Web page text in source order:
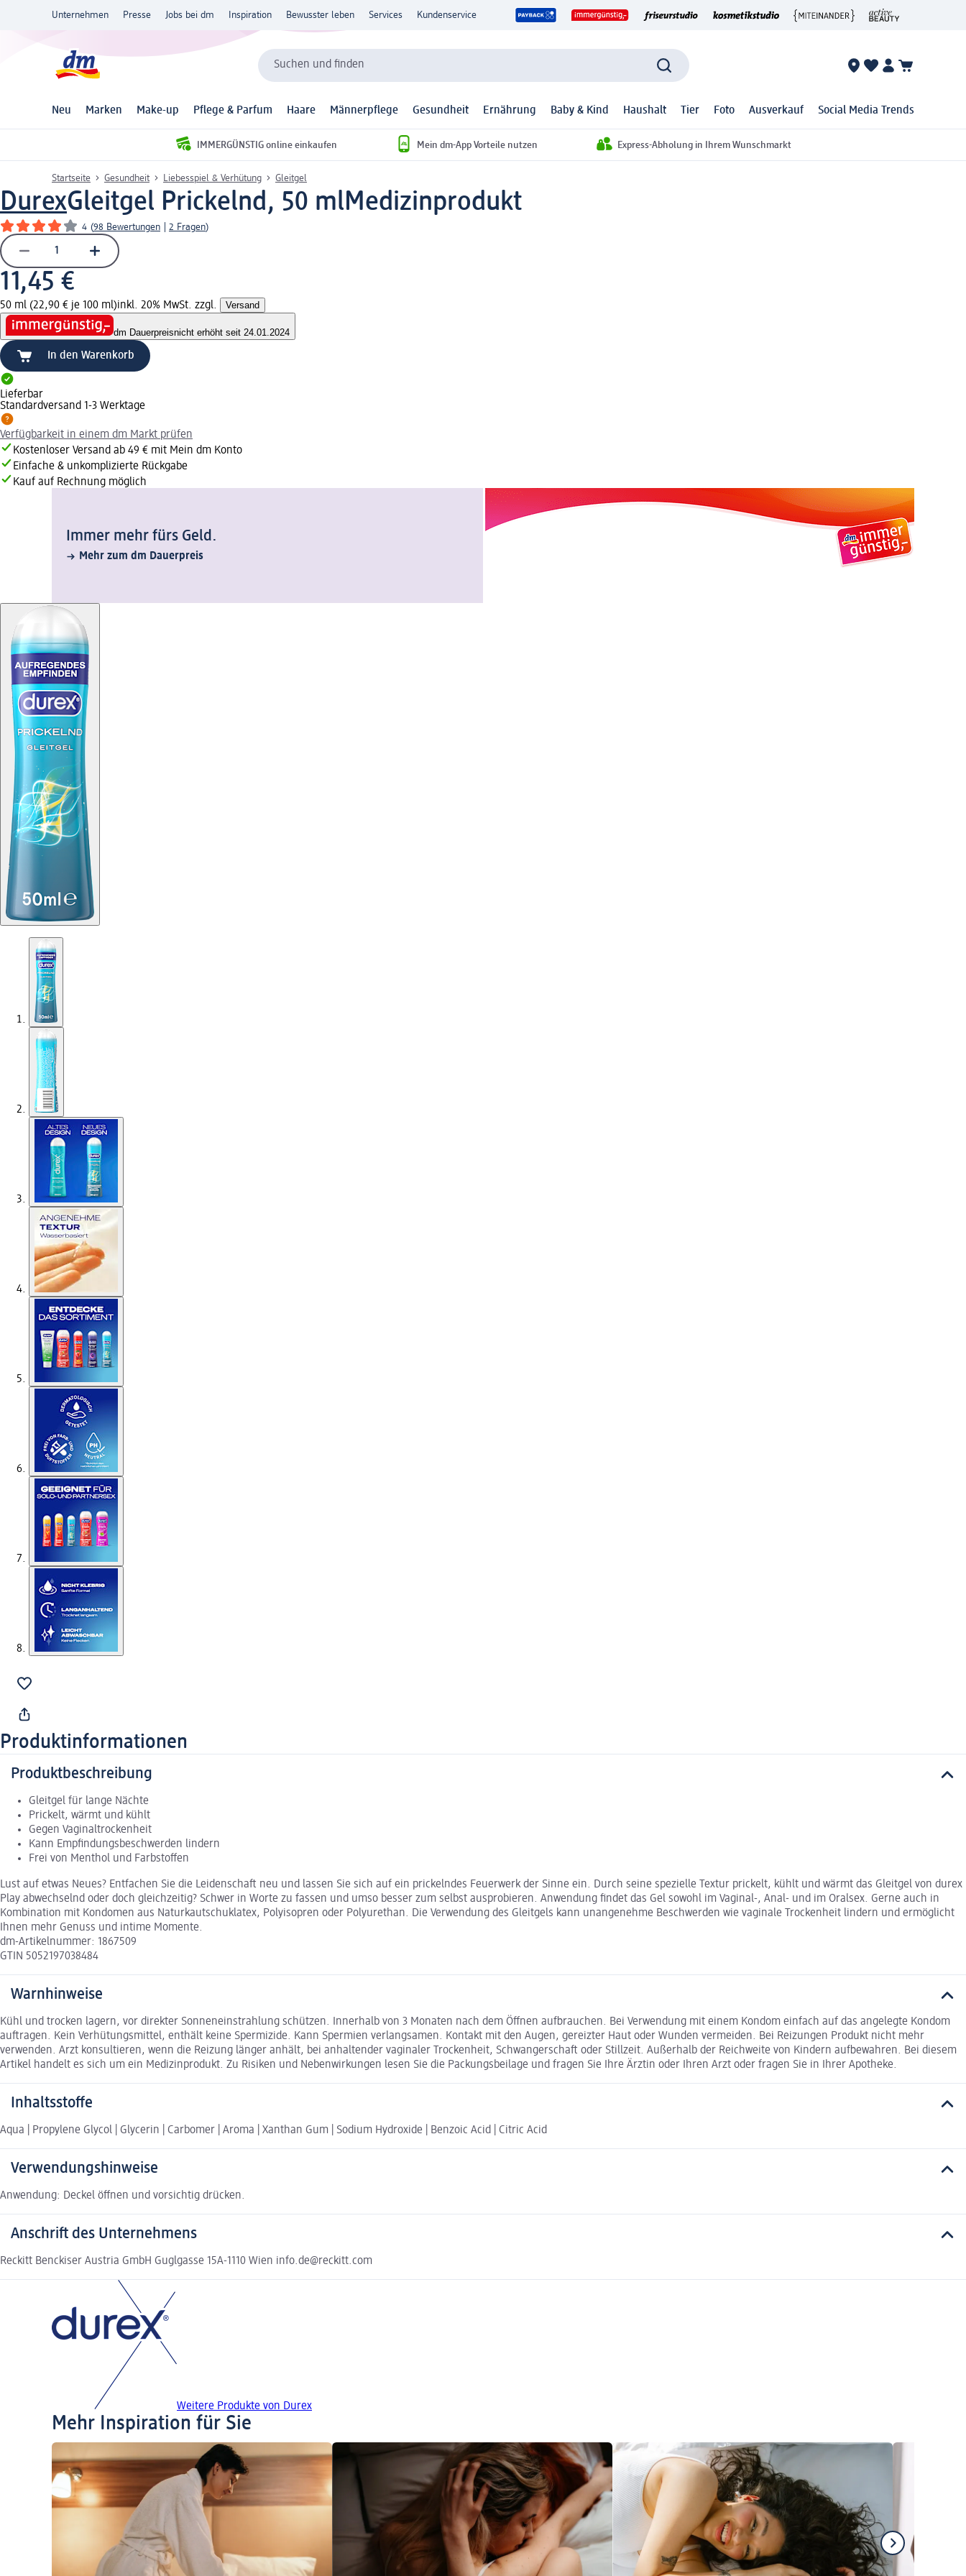
Unternehmen Presse Jobs bei dm Inspiration Bewusster leben Services Kundenservice
Suchen und finden
Neu Marken Make-up Pflege & Parfum Haare Männerpflege Gesundheit Ernährung Baby & Kind Haushalt Tier Foto Ausverkauf Social Media Trends
IMMERGÜNSTIG online einkaufen Mein dm-App Vorteile nutzen Express-Abholung in Ihrem Wunschmarkt
Startseite Gesundheit Liebesspiel & Verhütung Gleitgel
DurexGleitgel Prickelnd, 50 mlMedizinprodukt
4 (98 Bewertungen 2 Fragen)
11,45 €
50 ml (22,90 € je 100 ml)inkl. 20% MwSt. zzgl. Versand
dm Dauerpreisnicht erhöht seit 24.01.2024
In den Warenkorb
Lieferbar
Standardversand 1-3 Werktage
Verfügbarkeit in einem dm Markt prüfen
Kostenloser Versand ab 49 € mit Mein dm Konto
Einfache & unkomplizierte Rückgabe
Kauf auf Rechnung möglich
Immer mehr fürs Geld.
Mehr zum dm Dauerpreis
Produktinformationen
Produktbeschreibung
Gleitgel für lange Nächte
Prickelt, wärmt und kühlt
Gegen Vaginaltrockenheit
Kann Empfindungsbeschwerden lindern
Frei von Menthol und Farbstoffen
Lust auf etwas Neues? Entfachen Sie die Leidenschaft neu und lassen Sie sich auf ein prickelndes Feuerwerk der Sinne ein. Durch seine spezielle Textur prickelt, kühlt und wärmt das Gleitgel von durex
Play abwechselnd oder doch gleichzeitig? Schwer in Worte zu fassen und umso besser zum selbst ausprobieren. Anwendung findet das Gel sowohl im Vaginal-, Anal- und im Oralsex. Gerne auch in
Kombination mit Kondomen aus Naturkautschuklatex, Polyisopren oder Polyurethan. Die Verwendung des Gleitgels kann unangenehme Beschwerden wie vaginale Trockenheit lindern und ermöglicht
Ihnen mehr Genuss und intime Momente.
dm-Artikelnummer: 1867509
GTIN 5052197038484
Warnhinweise
Kühl und trocken lagern, vor direkter Sonneneinstrahlung schützen. Innerhalb von 3 Monaten nach dem Öffnen aufbrauchen. Bei Verwendung mit einem Kondom einfach auf das angelegte Kondom
auftragen. Kein Verhütungsmittel, enthält keine Spermizide. Kann Spermien verlangsamen. Kontakt mit den Augen, gereizter Haut oder Wunden vermeiden. Bei Reizungen Produkt nicht mehr
verwenden. Arzt konsultieren, wenn die Reizung länger anhält, bei anhaltender vaginaler Trockenheit, Schwangerschaft oder Stillzeit. Außerhalb der Reichweite von Kindern aufbewahren. Bei diesem
Artikel handelt es sich um ein Medizinprodukt. Zu Risiken und Nebenwirkungen lesen Sie die Packungsbeilage und fragen Sie Ihre Ärztin oder Ihren Arzt oder fragen Sie in Ihrer Apotheke.
Inhaltsstoffe
Aqua | Propylene Glycol | Glycerin | Carbomer | Aroma | Xanthan Gum | Sodium Hydroxide | Benzoic Acid | Citric Acid
Verwendungshinweise
Anwendung: Deckel öffnen und vorsichtig drücken.
Anschrift des Unternehmens
Reckitt Benckiser Austria GmbH Guglgasse 15A-1110 Wien info.de@reckitt.com
Weitere Produkte von Durex
Mehr Inspiration für Sie